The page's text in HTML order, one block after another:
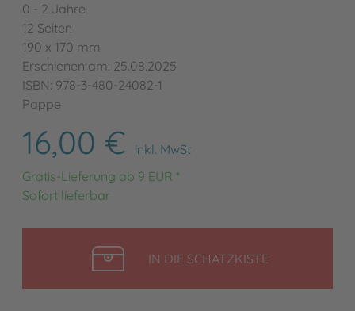
0 - 2 Jahre
12 Seiten
190 x 170 mm
Erschienen am: 25.08.2025
ISBN: 978-3-480-24082-1
Pappe
16,00 €
inkl. MwSt
Gratis-Lieferung ab 9 EUR *
Sofort lieferbar
IN DIE SCHATZKISTELEGEN